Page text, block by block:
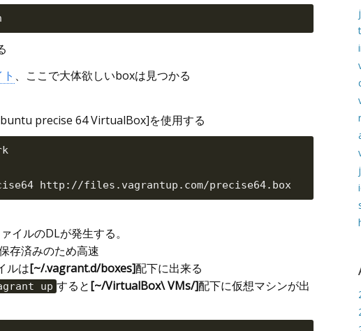
、ここで大体欲しいboxは見つかる
precise 64 VirtualBox]を使用する
イルのDLが発生する。
存済みのため高速
ルは[~/.vagrant.d/boxes]配下に出来る
up すると[~/VirtualBox\ VMs/]配下に仮想マシンが出